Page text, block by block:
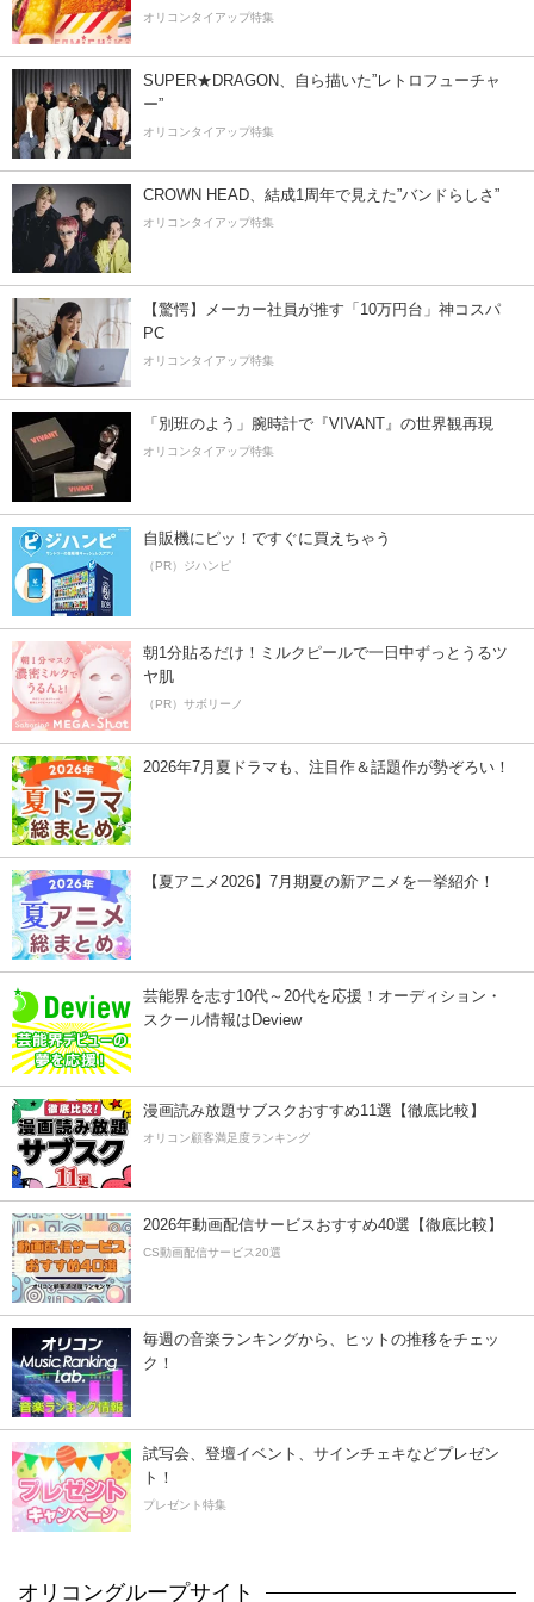
オリコンタイアップ特集
SUPER★DRAGON、自ら描いた”レトロフューチャ
ー”
オリコンタイアップ特集
CROWN HEAD、結成1周年で見えた”バンドらしさ”
オリコンタイアップ特集
【驚愕】メーカー社員が推す「10万円台」神コスパ
PC
オリコンタイアップ特集
「別班のよう」腕時計で『VIVANT』の世界観再現
オリコンタイアップ特集
自販機にピッ！ですぐに買えちゃう
（PR）ジハンピ
朝1分貼るだけ！ミルクピールで一日中ずっとうるツ
ヤ肌
（PR）サボリーノ
2026年7月夏ドラマも、注目作＆話題作が勢ぞろい！
【夏アニメ2026】7月期夏の新アニメを一挙紹介！
芸能界を志す10代～20代を応援！オーディション・
スクール情報はDeview
漫画読み放題サブスクおすすめ11選【徹底比較】
オリコン顧客満足度ランキング
2026年動画配信サービスおすすめ40選【徹底比較】
CS動画配信サービス20選
毎週の音楽ランキングから、ヒットの推移をチェッ
ク！
試写会、登壇イベント、サインチェキなどプレゼン
ト！
プレゼント特集
オリコングループサイト